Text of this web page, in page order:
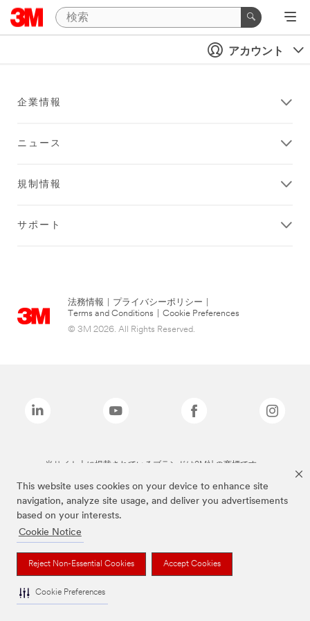
This website uses cookies on your device to enhance site
navigation, analyze site usage, and deliver you advertisements
based on your interests.
Cookie Notice
Reject Non-Essential Cookies Accept Cookies
Cookie Preferences
アカウント
企業情報
ニュース
規制情報
サポート
法務情報 プライバシーポリシー
Terms and Conditions
Cookie Preferences
© 3M 2026. All Rights Reserved.
当サイト上に掲載されているブランドは3M社の商標です。